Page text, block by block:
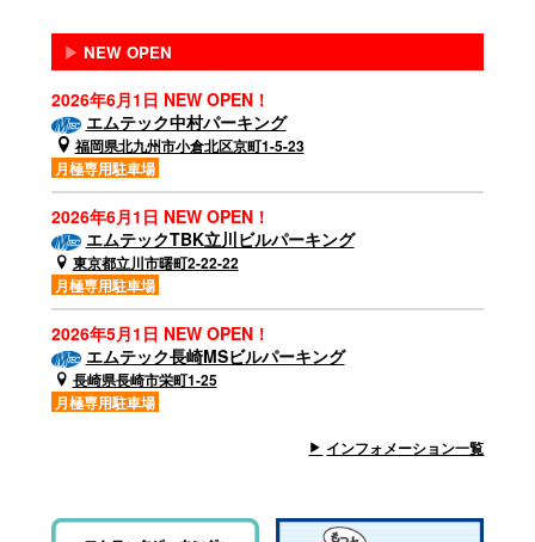
▶ NEW OPEN
2026年6月1日 NEW OPEN！
エムテック中村パーキング
福岡県北九州市小倉北区京町1-5-23
月極専用駐車場
2026年6月1日 NEW OPEN！
エムテックTBK立川ビルパーキング
東京都立川市曙町2-22-22
月極専用駐車場
2026年5月1日 NEW OPEN！
エムテック長崎MSビルパーキング
長崎県長崎市栄町1-25
月極専用駐車場
インフォメーション一覧